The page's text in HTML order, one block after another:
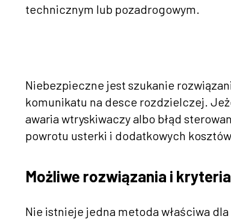
technicznym lub pozadrogowym.
Niebezpieczne jest szukanie
komunikatu na desce rozdzielczej.
awaria wtryskiwaczy albo błąd
powrotu usterki i dodatkowych
Możliwe rozwiązania i
Nie istnieje jedna metoda właściwa